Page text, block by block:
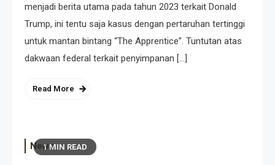
menjadi berita utama pada tahun 2023 terkait Donald
Trump, ini tentu saja kasus dengan pertaruhan tertinggi
untuk mantan bintang “The Apprentice”. Tuntutan atas
dakwaan federal terkait penyimpanan […]
Read More
1 MIN READ
News